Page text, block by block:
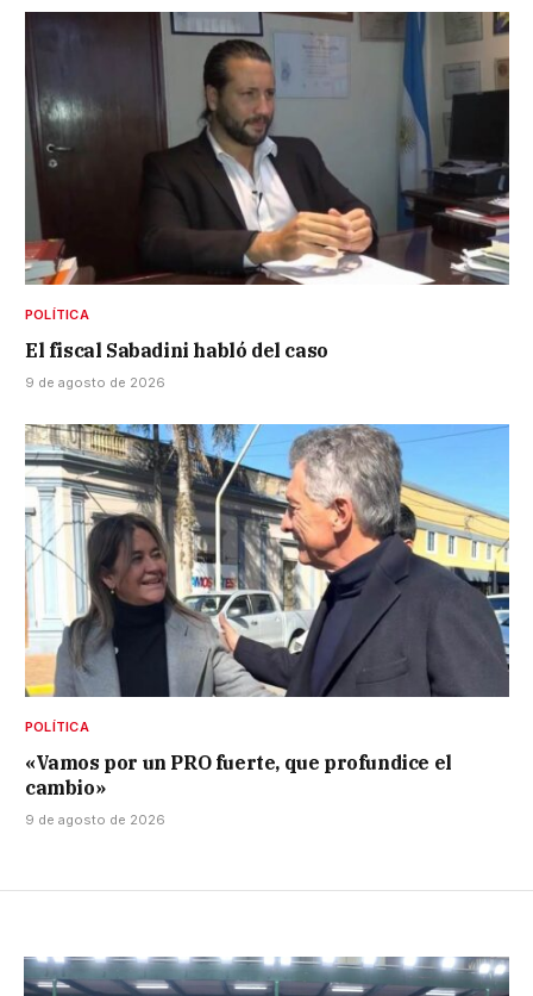
POLÍTICA
El fiscal Sabadini habló del caso
9 de agosto de 2026
POLÍTICA
«Vamos por un PRO fuerte, que profundice el
cambio»
9 de agosto de 2026